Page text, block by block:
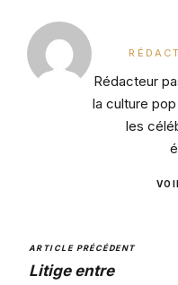
Rédacteur
la culture
les
ARTICLE PRÉCÉDENT
Litige entre